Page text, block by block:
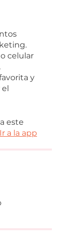
celular
y
el
este
Ir a la app